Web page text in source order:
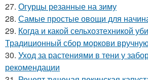
27. Огурцы резанные на зиму
28. Самые простые овощи для
29. Когда и какой сельхозтехникой
Традиционный сбор моркови
30. Уход за растениями в тени у
рекомендации